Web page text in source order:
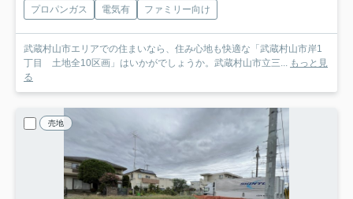
プロパンガス 電気有 ファミリー向け
武蔵村山市エリアでの住まいなら、住み心地も快適な「武蔵村山市岸1
丁目 土地全10区画」はいかがでしょうか。武蔵村山市立三... もっと見
る
売地